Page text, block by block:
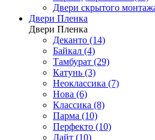
Двери скрытого
Двери Пленка
Двери Пленка
Деканто (14)
Байкал (4)
Тамбурат (29)
Катунь (3)
Неоклассика (7)
Нова (6)
Классика (8)
Парма (10)
Перфекто (10)
Лайт (10)